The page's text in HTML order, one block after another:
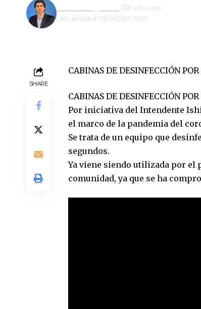
Last updated: 25/04/2020 19:29
Gustavo Estigarribia 6 años ago
SHARE
CABINAS DE DESINFECCIÓN
CABINAS DE DESINFECCIÓN
Por iniciativa del Intendente
el marco de la pandemia del
Se trata de un equipo que
segundos.
Ya viene siendo utilizada por el
comunidad, ya que se ha